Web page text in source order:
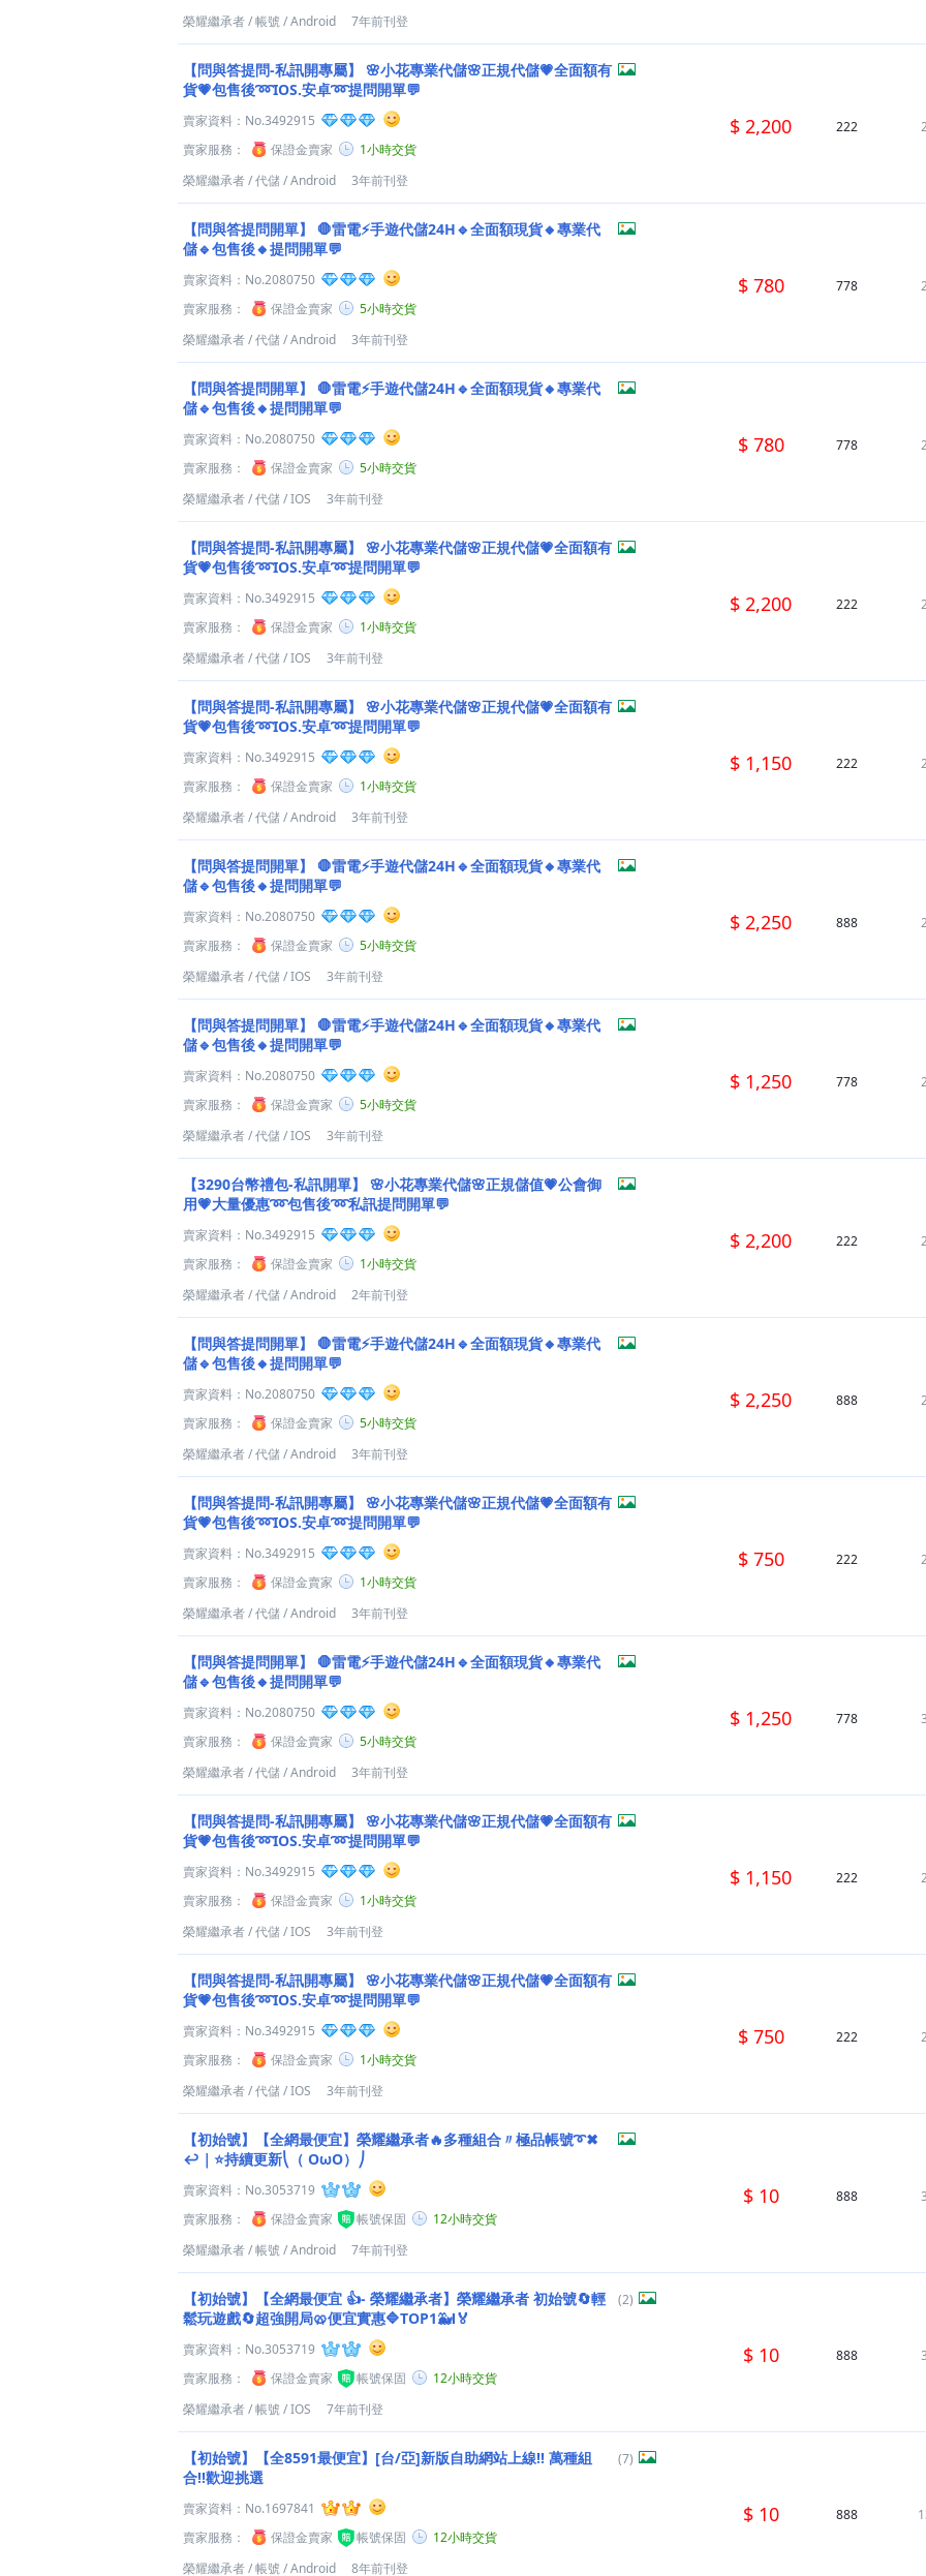
榮耀繼承者/帳號/Android 7年前刊登
【問與答提問-私訊開專屬】
🌸小花專業代儲🌸正規代儲💗全面額有
貨💗包售後➿IOS.安卓➿提問開單💬
賣家資料： No.3492915
賣家服務：
保證金賣家
1小時交貨
榮耀繼承者/代儲/Android 3年前刊登
$ 2,200 222
【問與答提問開單】
🛑雷電⚡️手遊代儲24H🔹全面額現貨🔸專業代
儲🔹包售後🔸提問開單💬
賣家資料： No.2080750
賣家服務：
保證金賣家
5小時交貨
榮耀繼承者/代儲/Android 3年前刊登
$ 780 778
【問與答提問開單】
🛑雷電⚡️手遊代儲24H🔹全面額現貨🔸專業代
儲🔹包售後🔸提問開單💬
賣家資料： No.2080750
賣家服務：
保證金賣家
5小時交貨
榮耀繼承者/代儲/IOS 3年前刊登
$ 780 778
【問與答提問-私訊開專屬】
🌸小花專業代儲🌸正規代儲💗全面額有
貨💗包售後➿IOS.安卓➿提問開單💬
賣家資料： No.3492915
賣家服務：
保證金賣家
1小時交貨
榮耀繼承者/代儲/IOS 3年前刊登
$ 2,200 222
【問與答提問-私訊開專屬】
🌸小花專業代儲🌸正規代儲💗全面額有
貨💗包售後➿IOS.安卓➿提問開單💬
賣家資料： No.3492915
賣家服務：
保證金賣家
1小時交貨
榮耀繼承者/代儲/Android 3年前刊登
$ 1,150 222
【問與答提問開單】
🛑雷電⚡️手遊代儲24H🔹全面額現貨🔸專業代
儲🔹包售後🔸提問開單💬
賣家資料： No.2080750
賣家服務：
保證金賣家
5小時交貨
榮耀繼承者/代儲/IOS 3年前刊登
$ 2,250 888
【問與答提問開單】
🛑雷電⚡️手遊代儲24H🔹全面額現貨🔸專業代
儲🔹包售後🔸提問開單💬
賣家資料： No.2080750
賣家服務：
保證金賣家
5小時交貨
榮耀繼承者/代儲/IOS 3年前刊登
$ 1,250 778
【3290台幣禮包-私訊開單】
🌸小花專業代儲🌸正規儲值💗公會御
用💗大量優惠➿包售後➿私訊提問開單💬
賣家資料： No.3492915
賣家服務：
保證金賣家
1小時交貨
榮耀繼承者/代儲/Android 2年前刊登
$ 2,200 222
【問與答提問開單】
🛑雷電⚡️手遊代儲24H🔹全面額現貨🔸專業代
儲🔹包售後🔸提問開單💬
賣家資料： No.2080750
賣家服務：
保證金賣家
5小時交貨
榮耀繼承者/代儲/Android 3年前刊登
$ 2,250 888
【問與答提問-私訊開專屬】
🌸小花專業代儲🌸正規代儲💗全面額有
貨💗包售後➿IOS.安卓➿提問開單💬
賣家資料： No.3492915
賣家服務：
保證金賣家
1小時交貨
榮耀繼承者/代儲/Android 3年前刊登
$ 750 222
【問與答提問開單】
🛑雷電⚡️手遊代儲24H🔹全面額現貨🔸專業代
儲🔹包售後🔸提問開單💬
賣家資料： No.2080750
賣家服務：
保證金賣家
5小時交貨
榮耀繼承者/代儲/Android 3年前刊登
$ 1,250 778
【問與答提問-私訊開專屬】
🌸小花專業代儲🌸正規代儲💗全面額有
貨💗包售後➿IOS.安卓➿提問開單💬
賣家資料： No.3492915
賣家服務：
保證金賣家
1小時交貨
榮耀繼承者/代儲/IOS 3年前刊登
$ 1,150 222
【問與答提問-私訊開專屬】
🌸小花專業代儲🌸正規代儲💗全面額有
貨💗包售後➿IOS.安卓➿提問開單💬
賣家資料： No.3492915
賣家服務：
保證金賣家
1小時交貨
榮耀繼承者/代儲/IOS 3年前刊登
$ 750 222
【初始號】【全網最便宜】榮耀繼承者🔥多種組合〃極品帳號➰✖
↩｜⭐持續更新⎝（ OωO）⎠
賣家資料： No.3053719
賣家服務：
保證金賣家 帳號保固
12小時交貨
榮耀繼承者/帳號/Android 7年前刊登
$ 10 888
【初始號】【全網最便宜 👍- 榮耀繼承者】榮耀繼承者 初始號🔄輕
鬆玩遊戲🔄超強開局🥨便宜實惠🔷TOP1🐳Ⅰ🏅
(2)
賣家資料： No.3053719
賣家服務：
保證金賣家 帳號保固
12小時交貨
榮耀繼承者/帳號/IOS 7年前刊登
$ 10 888
【初始號】【全8591最便宜】[台/亞]新版自助網站上線!! 萬種組
合!!歡迎挑選
(7)
賣家資料： No.1697841
賣家服務：
保證金賣家 帳號保固
12小時交貨
榮耀繼承者/帳號/Android 8年前刊登
$ 10 888